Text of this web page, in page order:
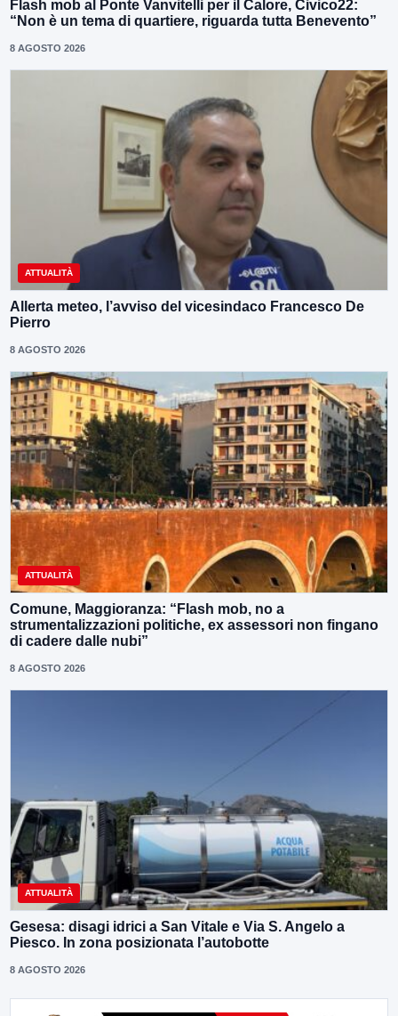
Flash mob al Ponte Vanvitelli per il Calore, Civico22:
“Non è un tema di quartiere, riguarda tutta Benevento”
8 AGOSTO 2026
ATTUALITÀ
Allerta meteo, l’avviso del vicesindaco Francesco De
Pierro
8 AGOSTO 2026
ATTUALITÀ
Comune, Maggioranza: “Flash mob, no a
strumentalizzazioni politiche, ex assessori non fingano
di cadere dalle nubi”
8 AGOSTO 2026
ATTUALITÀ
Gesesa: disagi idrici a San Vitale e Via S. Angelo a
Piesco. In zona posizionata l’autobotte
8 AGOSTO 2026